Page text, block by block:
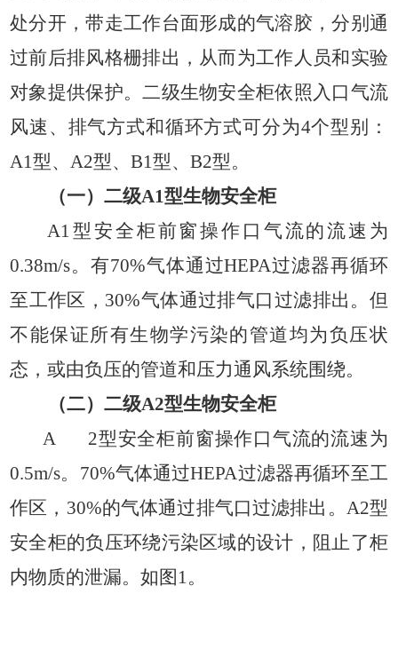
处分开，带走工作台面形成的气溶胶，分别通
过前后排风格栅排出，从而为工作人员和实验
对象提供保护。二级生物安全柜依照入口气流
风速、排气方式和循环方式可分为4个型别：
A1型、 A2型、B1型、B2型。
（一）二级A1型生物安全柜
A1 型安全柜前窗操作口气流的流速为
0.38m/s。有70%气体通过HEPA过滤器再循环
至工作区， 30%气体通过排气口过滤排出。但
不能保证所有生物学污染的管道均为负压状
态，或由负压的管道和压力通风系统围绕。
（二）二级A2型生物安全柜
A
2型安全柜前窗操作口气流的流速为
0.5m/s。 70%气体通过HEPA过滤器再循环至工
作区， 30%的气体通过排气口过滤排出。 A2型
安全柜的负压环绕污染区域的设计，阻止了柜
内物质的泄漏。如图 1 。